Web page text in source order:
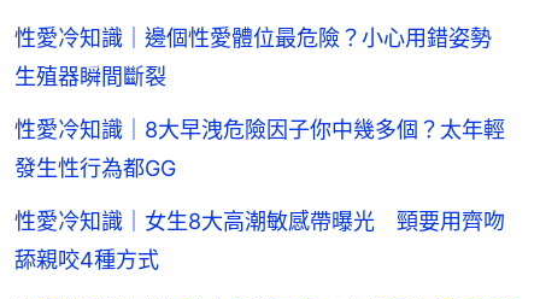
性愛冷知識｜邊個性愛體位最危險？小心用錯姿勢
生殖器瞬間斷裂
性愛冷知識｜8大早洩危險因子你中幾多個？太年輕
發生性行為都GG
性愛冷知識｜女生8大高潮敏感帶曝光 頸要用齊吻
舔親咬4種方式